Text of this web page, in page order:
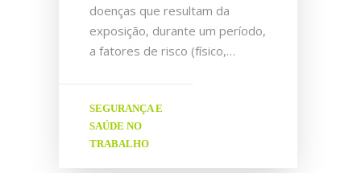
doenças que resultam da
exposição, durante um período,
a fatores de risco (físico,…
SEGURANÇA E
SAÚDE NO
TRABALHO